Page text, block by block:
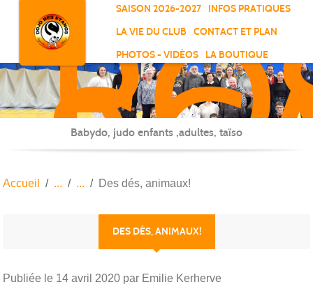
SAISON 2026-2027
INFOS PRATIQUES
LA VIE DU CLUB
CONTACT ET PLAN
PHOTOS - VIDÉOS
LA BOUTIQUE
-
-
Babydo, judo enfants ,adultes, taïso
Accueil Des dés, animaux!
DES DÉS, ANIMAUX!
Publiée le 14 avril 2020 par Emilie Kerherve
Panneau de gestion des cookies